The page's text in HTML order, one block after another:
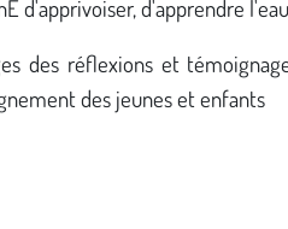
d'apprivoiser, d'apprendre
des réflexions et
des jeunes et enfants